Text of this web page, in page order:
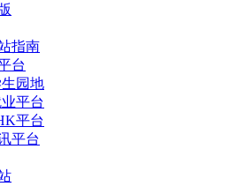
指南
台
园地
平台
平台
平台